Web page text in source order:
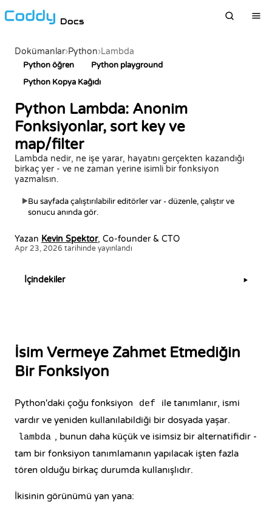
Docs
Dokümanlar›Python›Lambda
Python öğren
Python playground
Python Kopya Kağıdı
Python Lambda: Anonim
Fonksiyonlar, sort key ve
map/filter
Lambda nedir, ne işe yarar, hayatını gerçekten kazandığı
birkaç yer - ve ne zaman yerine isimli bir fonksiyon
yazmalısın.
▶Bu sayfada çalıştırılabilir editörler var - düzenle, çalıştır ve
sonucu anında gör.
Yazan Kevin Spektor, Co-founder & CTO
Apr 23, 2026 tarihinde yayınlandı
İsim Vermeye Zahmet Etmediğin
Bir Fonksiyon
Python'daki çoğu fonksiyon def
ile tanımlanır, ismi
vardır ve yeniden kullanılabildiği bir dosyada yaşar.
lambda , bunun daha küçük ve isimsiz bir alternatifidir -
tam bir fonksiyon tanımlamanın yapılacak işten fazla
tören olduğu birkaç durumda kullanışlıdır.
İkisinin görünümü yan yana:
İçindekiler ▶